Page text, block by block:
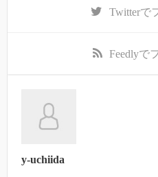
Twitterで
Feedlyで
y-uchiida